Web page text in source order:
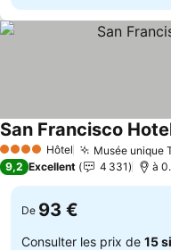
4 Étoiles Hôtel Musée unique
San Francisco
9,2 Excellent 4 331 à
De 93 €
Consulter les prix de 15